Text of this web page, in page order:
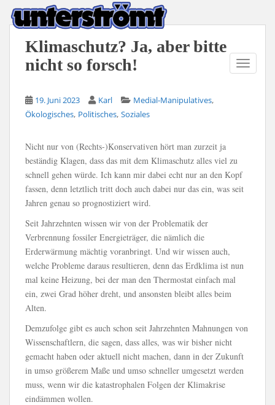
Klimaschutz? Ja, aber bitte
nicht so forsch!
19. Juni 2023 Karl Medial-Manipulatives,
Ökologisches, Politisches, Soziales
Nicht nur von (Rechts-)Konservativen hört man zurzeit ja
beständig Klagen, dass das mit dem Klimaschutz alles viel zu
schnell gehen würde. Ich kann mir dabei echt nur an den Kopf
fassen, denn letztlich tritt doch auch dabei nur das ein, was seit
Jahren genau so prognostiziert wird.
Seit Jahrzehnten wissen wir von der Problematik der
Verbrennung fossiler Energieträger, die nämlich die
Erderwärmung mächtig voranbringt. Und wir wissen auch,
welche Probleme daraus resultieren, denn das Erdklima ist nun
mal keine Heizung, bei der man den Thermostat einfach mal
ein, zwei Grad höher dreht, und ansonsten bleibt alles beim
Alten.
Demzufolge gibt es auch schon seit Jahrzehnten Mahnungen von
Wissenschaftlern, die sagen, dass alles, was wir bisher nicht
gemacht haben oder aktuell nicht machen, dann in der Zukunft
in umso größerem Maße und umso schneller umgesetzt werden
muss, wenn wir die katastrophalen Folgen der Klimakrise
eindämmen wollen.